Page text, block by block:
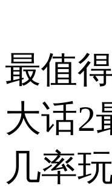
最值
大话2
几率